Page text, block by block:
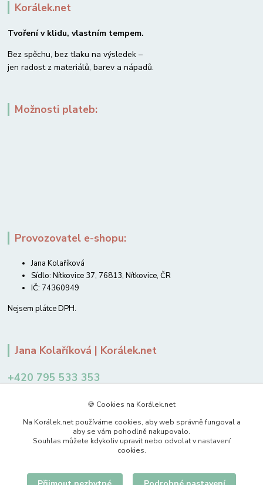
Korálek.net
Tvoření v klidu, vlastním tempem.
Bez spěchu, bez tlaku na výsledek –
jen radost z materiálů, barev a nápadů.
Možnosti plateb:
Provozovatel e-shopu:
Jana Kolaříková
Sídlo: Nítkovice 37, 76813, Nítkovice, ČR
IČ: 74360949
Nejsem plátce DPH.
Jana Kolaříková | Korálek.net
+420 795 533 353
🍪 Cookies na Korálek.net
Na Korálek.net používáme cookies, aby web správně fungoval a
aby se vám pohodlně nakupovalo.
Souhlas můžete kdykoliv upravit nebo odvolat v nastavení
cookies.